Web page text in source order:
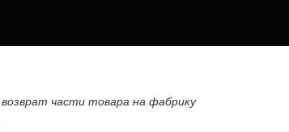
возврат части товара на фабрику